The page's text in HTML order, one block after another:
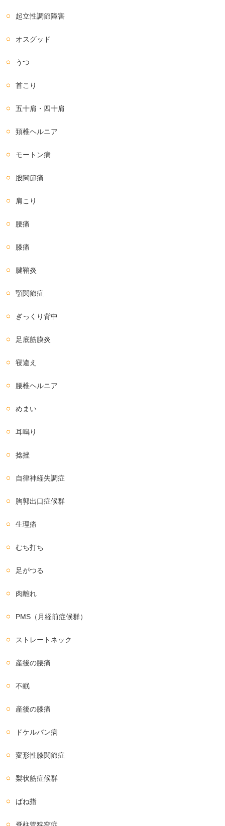
起立性調節障害
オスグッド
うつ
首こり
五十肩・四十肩
頚椎ヘルニア
モートン病
股関節痛
肩こり
腰痛
膝痛
腱鞘炎
顎関節症
ぎっくり背中
足底筋膜炎
寝違え
腰椎ヘルニア
めまい
耳鳴り
捻挫
自律神経失調症
胸郭出口症候群
生理痛
むち打ち
足がつる
肉離れ
PMS（月経前症候群）
ストレートネック
産後の腰痛
不眠
産後の膝痛
ドケルバン病
変形性膝関節症
梨状筋症候群
ばね指